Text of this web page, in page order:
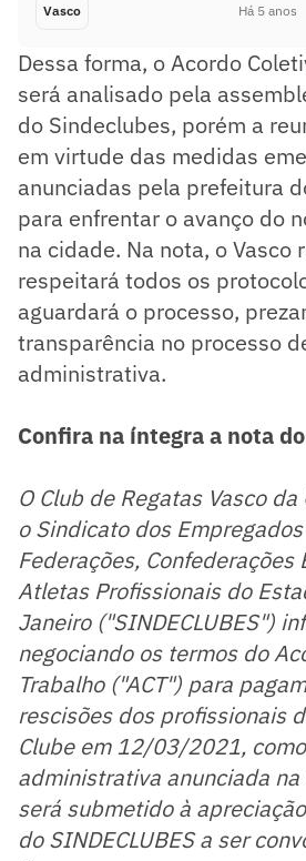
Vasco Há 5 anos
Dessa forma, o Acordo
será analisado pela
do Sindeclubes, porém a
em virtude das medidas
anunciadas pela prefeitura
para enfrentar o avanço do
na cidade. Na nota, o Vasco
respeitará todos os
aguardará o processo,
transparência no processo
administrativa.
Confira na íntegra a nota
O Club de Regatas Vasco da
o Sindicato dos
Federações, Confederações
Atletas Profissionais do
Janeiro ("SINDECLUBES")
negociando os termos do
Trabalho ("ACT") para
rescisões dos profissionais
Clube em 12/03/2021,
administrativa anunciada na
será submetido à
do SINDECLUBES a ser